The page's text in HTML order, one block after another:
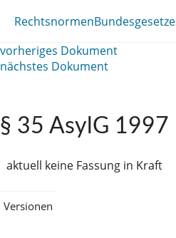
RechtsnormenBundesgesetze
vorheriges Dokument
nächstes Dokument
§ 35 AsylG 1997
aktuell keine Fassung in Kraft
Versionen